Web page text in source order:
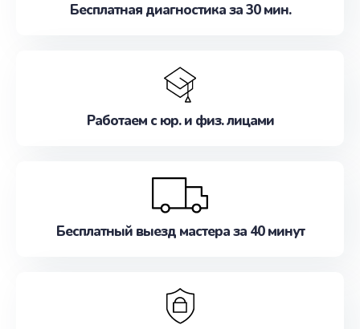
Бесплатная диагностика за 30 мин.
Работаем с юр. и физ. лицами
Бесплатный выезд мастера за 40 минут